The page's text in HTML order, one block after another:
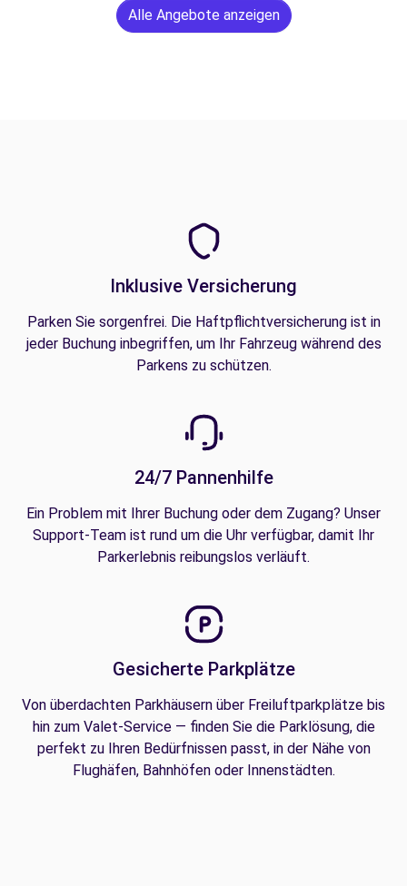
Alle Angebote anzeigen
Inklusive Versicherung
Parken Sie sorgenfrei. Die Haftpflichtversicherung ist in
jeder Buchung inbegriffen, um Ihr Fahrzeug während des
Parkens zu schützen.
24/7 Pannenhilfe
Ein Problem mit Ihrer Buchung oder dem Zugang? Unser
Support-Team ist rund um die Uhr verfügbar, damit Ihr
Parkerlebnis reibungslos verläuft.
Gesicherte Parkplätze
Von überdachten Parkhäusern über Freiluftparkplätze bis
hin zum Valet-Service — finden Sie die Parklösung, die
perfekt zu Ihren Bedürfnissen passt, in der Nähe von
Flughäfen, Bahnhöfen oder Innenstädten.